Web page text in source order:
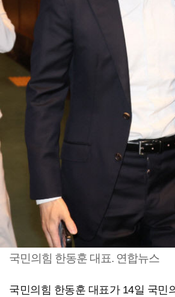
국민의힘 한동훈 대표. 연합뉴스
국민의힘 한동훈 대표가 14일 국민